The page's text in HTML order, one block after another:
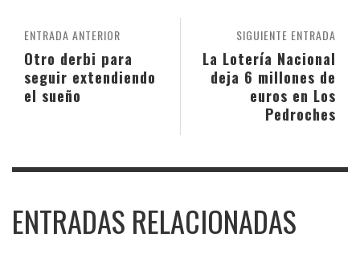
SIGUIENTE ENTRADA
La Lotería Nacional
deja 6 millones de
euros en Los
Pedroches
ENTRADA ANTERIOR
Otro derbi para
seguir extendiendo
el sueño
ENTRADAS RELACIONADAS